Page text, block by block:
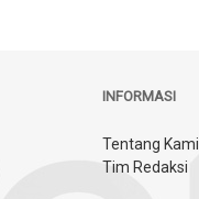
INFORMASI
Tentang Kami
Tim Redaksi